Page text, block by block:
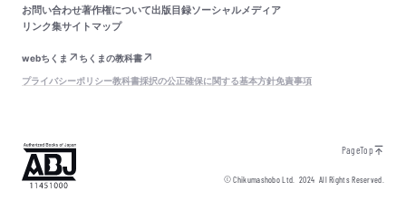
お問い合わせ著作権について出版目録ソーシャルメディア
リンク集サイトマップ
webちくま
ちくまの教科書
プライバシーポリシー教科書採択の公正確保に関する基本方針免責事項
PageTop
© Chikumashobo Ltd.2024 All Rights Reserved.